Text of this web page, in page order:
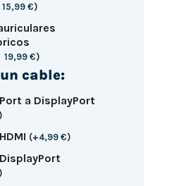
15,99€)
19,99€)
cable:
a DisplayPort
)
(+4,99 €)
)